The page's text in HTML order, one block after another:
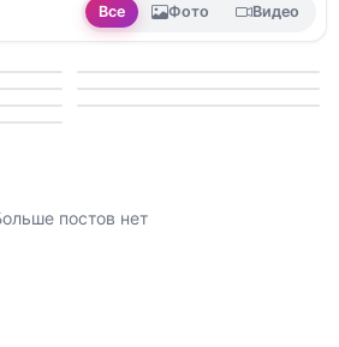
Все Фото Видео
постов нет